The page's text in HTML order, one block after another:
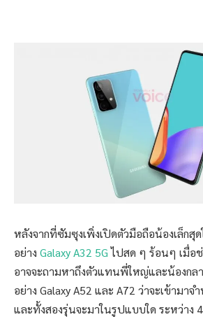
หลังจากที่ซัมซุงเพิ่งเปิดตัวมือถือน้องเล็กสุด
อย่าง Galaxy A32 5Gไปสด ๆ ร้อนๆ เมื่อ
อาจจะถามหาถึงตัวแทนพี่ใหญ่และน้องกลา
อย่าง Galaxy A52 และ A72 ว่าจะเข้ามา
และทั้งสองรุ่นจะมาในรูปแบบใด ระหว่าง